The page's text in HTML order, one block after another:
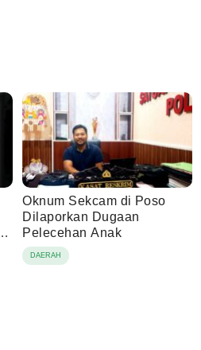
Oknum Sekcam di Poso
Dilaporkan Dugaan
Pelecehan Anak
DAERAH